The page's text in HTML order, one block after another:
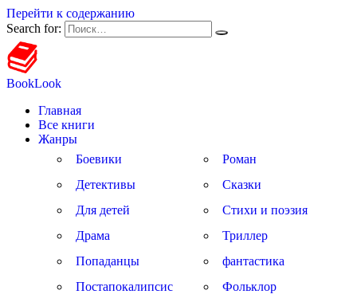
Перейти к содержанию
Search for:
BookLook
Главная
Все книги
Жанры
Боевики
Детективы
Для детей
Драма
Попаданцы
Постапокалипсис
Роман
Сказки
Стихи и поэзия
Триллер
фантастика
Фольклор